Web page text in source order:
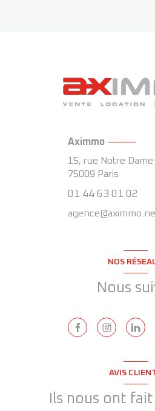
Aximmo
15, rue Notre
75009 Paris
01 44 63 01 02
NOS
Nous
AVIS
Ils nous ont